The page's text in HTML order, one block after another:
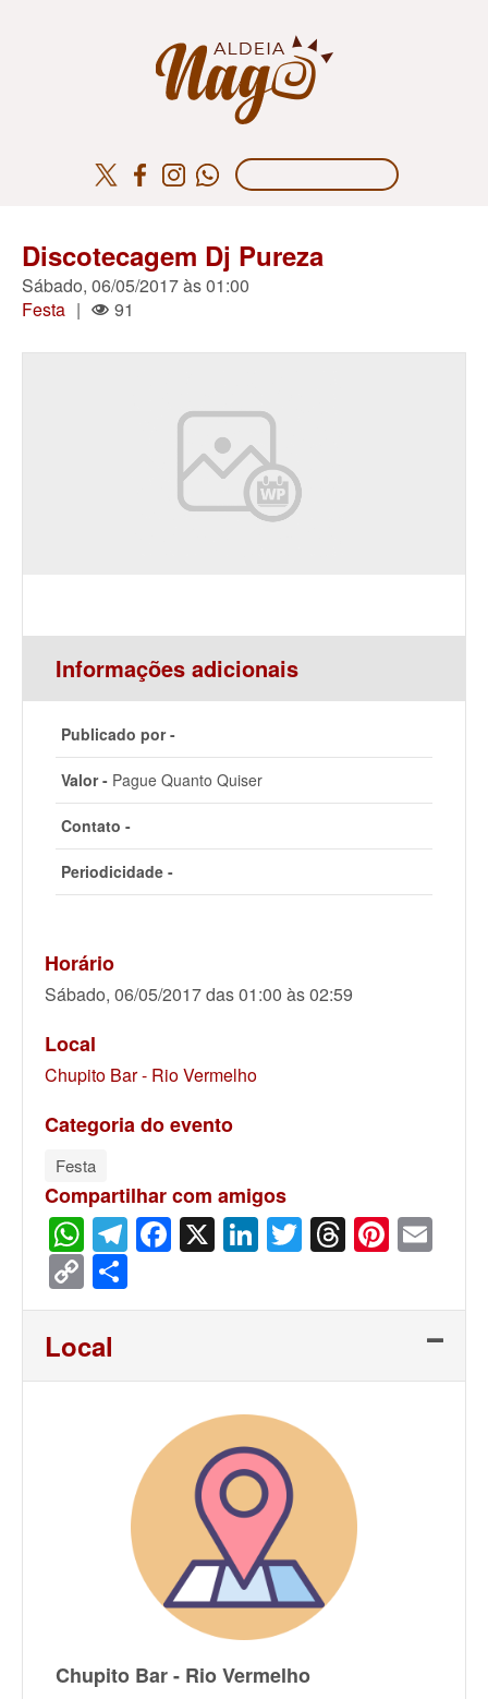
Discotecagem Dj Pureza
Sábado, 06/05/2017 às 01:00
Festa | 91
Informações adicionais
Publicado por -
Valor - Pague Quanto Quiser
Contato -
Periodicidade -
Horário
Sábado, 06/05/2017 das 01:00 às 02:59
Local
Chupito Bar - Rio Vermelho
Categoria do evento
Festa
Compartilhar com amigos
WhatsApp
Telegram
Facebook
X LinkedIn
Twitter
Threads
Copy
Link
Local
Chupito Bar - Rio Vermelho